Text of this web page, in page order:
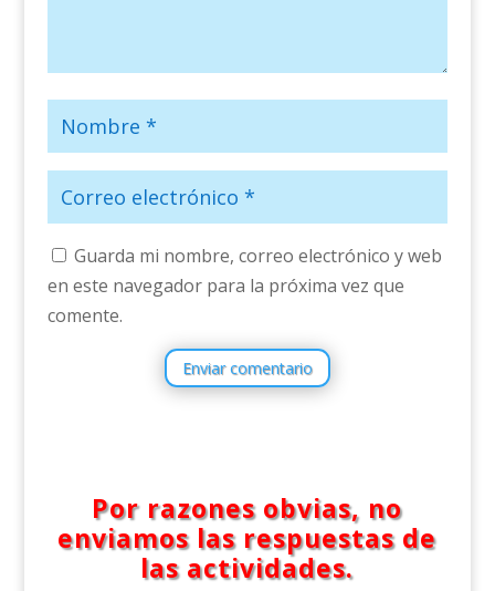
Guarda mi nombre, correo electrónico y web
en este navegador para la próxima vez que
comente.
Enviar comentario
Por razones obvias, no
enviamos las respuestas de
las actividades.